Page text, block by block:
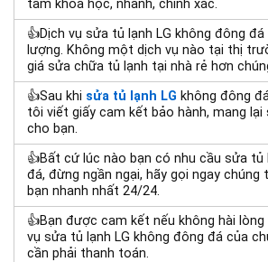
tâm khoa học, nhanh, chính xác.
👍Dịch vụ sửa tủ lạnh LG không đông
lượng. Không một dịch vụ nào tại thị
giásửa chữa tủ lạnh tại nhà rẻ hơn
👍Sau khi sửa tủ lạnh LG không đông
tôi viết giấy cam kết bảo hành, mang
cho bạn.
👍Bất cứ lúc nào bạn có nhu cầu sửa tủ
đá, đừng ngần ngại, hãy gọi ngay
bạn nhanh nhất 24/24.
👍Bạn được cam kết nếu không hài
vụ sửa tủ lạnh LG không đông đá của
cần phải thanh toán.